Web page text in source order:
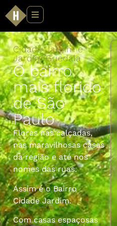
Cidade Jardim e
Jardim Guedala
O bairro
mais florido
de São
Paulo
Flores nas calçadas,
nas maravilhosas casas
da região e até nos
nomes das ruas.
Assim é o Bairro
Cidade Jardim.
Com casas espaçosas